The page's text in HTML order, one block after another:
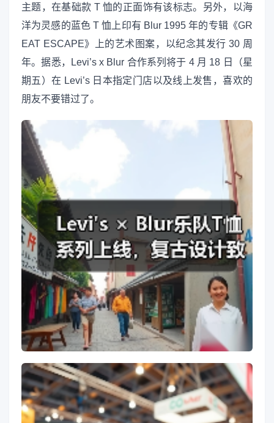
主题，在基础款 T 恤的正面饰有该标志。另外，以海
洋为灵感的蓝色 T 恤上印有 Blur 1995 年的专辑《GR
EAT ESCAPE》上的艺术图案，以纪念其发行 30 周
年。据悉，Levi’s x Blur 合作系列将于 4 月 18 日（星
期五）在 Levi’s 日本指定门店以及线上发售，喜欢的
朋友不要错过了。